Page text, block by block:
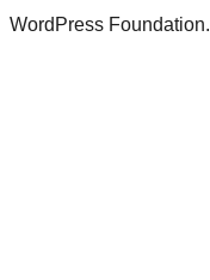
WordPress Foundation.